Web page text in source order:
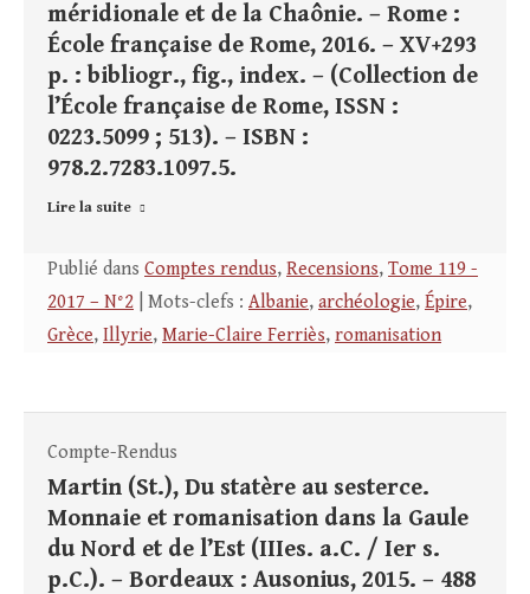
méridionale et de la Chaônie. – Rome :
École française de Rome, 2016. – XV+293
p. : bibliogr., fig., index. – (Collection de
l’École française de Rome, ISSN :
0223.5099 ; 513). – ISBN :
978.2.7283.1097.5.
Lire la suite
Publié dans Comptes rendus, Recensions, Tome 119 -
2017 – N°2 | Mots-clefs : Albanie, archéologie, Épire,
Grèce, Illyrie, Marie-Claire Ferriès, romanisation
Compte-Rendus
Martin (St.), Du statère au sesterce.
Monnaie et romanisation dans la Gaule
du Nord et de l’Est (IIIes. a.C. / Ier s.
p.C.). – Bordeaux : Ausonius, 2015. – 488